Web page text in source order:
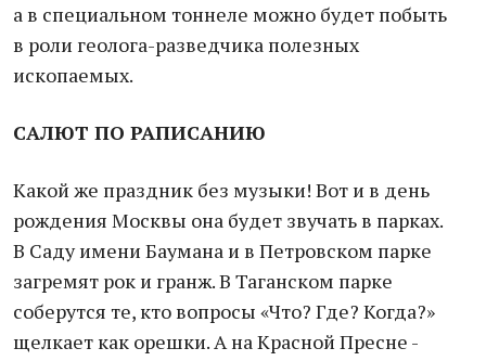
а в специальном тоннеле можно будет побыть
в роли геолога-разведчика полезных
ископаемых.
САЛЮТ ПО РАПИСАНИЮ
Какой же праздник без музыки! Вот и в день
рождения Москвы она будет звучать в парках.
В Саду имени Баумана и в Петровском парке
загремят рок и гранж. В Таганском парке
соберутся те, кто вопросы «Что? Где? Когда?»
щелкает как орешки. А на Красной Пресне -